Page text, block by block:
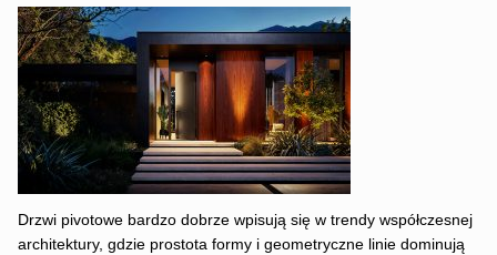
Drzwi pivotowe bardzo dobrze wpisują się w trendy współczesnej
architektury, gdzie prostota formy i geometryczne linie dominują